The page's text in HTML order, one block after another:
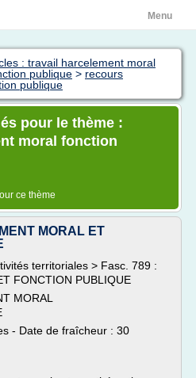
Menu
: travail harcelement moral
publique > recours
publique
pour le thème :
moral fonction
ce thème
MORAL ET
territoriales > Fasc. 789 :
FONCTION PUBLIQUE
MORAL
- Date de fraîcheur : 30